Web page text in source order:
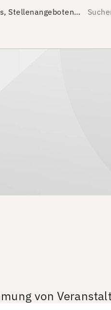
Stellenangeboten…
von